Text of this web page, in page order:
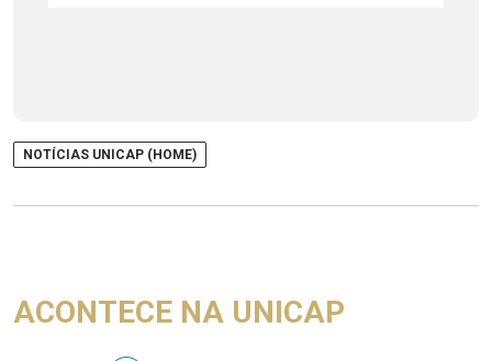
NOTÍCIAS UNICAP (HOME)
ACONTECE NA UNICAP